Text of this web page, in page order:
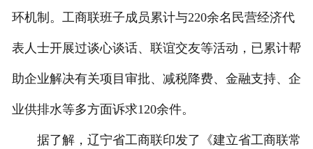
环机制。工商联班子成员累计与220余名民营经济代
表人士开展过谈心谈话、联谊交友等活动，已累计帮
助企业解决有关项目审批、减税降费、金融支持、企
业供排水等多方面诉求120余件。
据了解，辽宁省工商联印发了《建立省工商联常